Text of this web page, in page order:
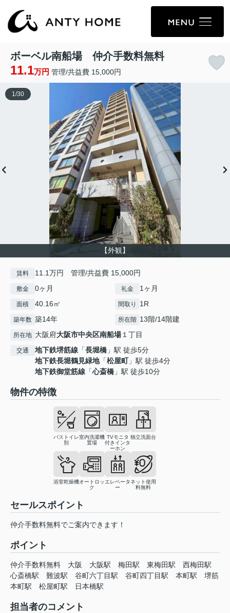
ボーベル南船場 仲介手数料無料
11.1万円 管理/共益費 15,000円
【外観】
1 /30
賃料 11.1万円 管理/共益費 15,000円
敷金 0ヶ月 礼金 1ヶ月
面積 40.16㎡ 間取り 1R
築年数 築14年 所在階 13階/14階建
所在地 大阪府大阪市中央区南船場１丁目
交通 地下鉄堺筋線 「長堀橋 」駅 徒歩5分
地下鉄長堀鶴見緑地「松屋町」駅 徒歩4分
地下鉄御堂筋線 「心斎橋 」駅 徒歩10分
物件の特徴
バストイレ
別
室内洗濯機
置場
TVモニタ
付きインタ
ーホン
独立洗面台
浴室乾燥機オートロッ
ク
エレベータ
ー
ネット使用
料無料
セールスポイント
仲介手数料無料でご案内できます！
ポイント
仲介手数料無料 大阪 大阪駅 梅田駅 東梅田駅
西梅田駅
心斎橋駅
難波駅 谷町六丁目駅 谷町四丁目駅 本町駅
堺筋
本町駅
松屋町駅 日本橋駅
担当者のコメント